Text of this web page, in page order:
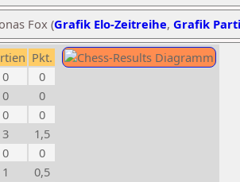
Fox (Grafik Elo-Zeitreihe, Grafik
Pkt.
0
0
0
0
0
0
3
1,5
0
0
1
0,5